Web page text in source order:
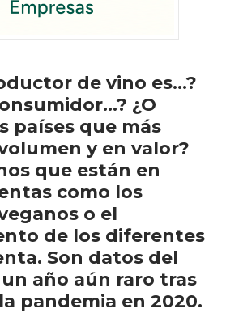
de vino es…?
¿O
países que más
y en valor?
que están en
como los
o el
de los diferentes
Son datos del
un año aún raro tras
pandemia en 2020.